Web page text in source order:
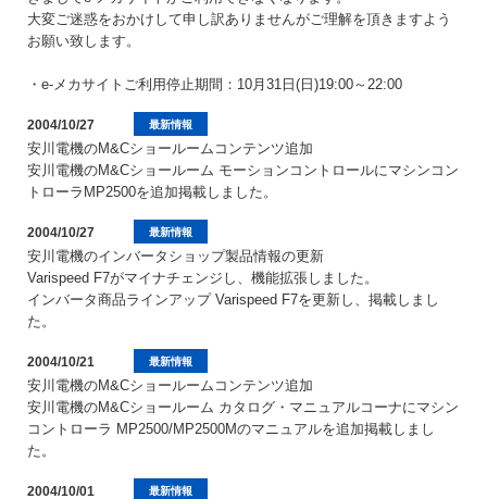
大変ご迷惑をおかけして申し訳ありませんがご理解を頂きますよう
お願い致します。
・e-メカサイトご利用停止期間：10月31日(日)19:00～22:00
最新情報
2004/10/27
安川電機のM&Cショールームコンテンツ追加
安川電機のM&Cショールーム モーションコントロールにマシンコン
トローラMP2500を追加掲載しました。
最新情報
2004/10/27
安川電機のインバータショップ製品情報の更新
Varispeed F7がマイナチェンジし、機能拡張しました。
インバータ商品ラインアップ Varispeed F7を更新し、掲載しまし
た。
最新情報
2004/10/21
安川電機のM&Cショールームコンテンツ追加
安川電機のM&Cショールーム カタログ・マニュアルコーナにマシン
コントローラ MP2500/MP2500Mのマニュアルを追加掲載しまし
た。
最新情報
2004/10/01